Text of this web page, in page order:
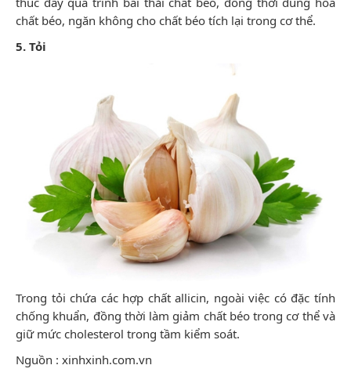
chất béo, ngăn không cho chất béo tích lại trong cơ thể.
5. Tỏi
Trong tỏi chứa các hợp chất allicin, ngoài việc có đặc tính
chống khuẩn, đồng thời làm giảm chất béo trong cơ thể và
giữ mức cholesterol trong tầm kiểm soát.
Nguồn : xinhxinh.com.vn